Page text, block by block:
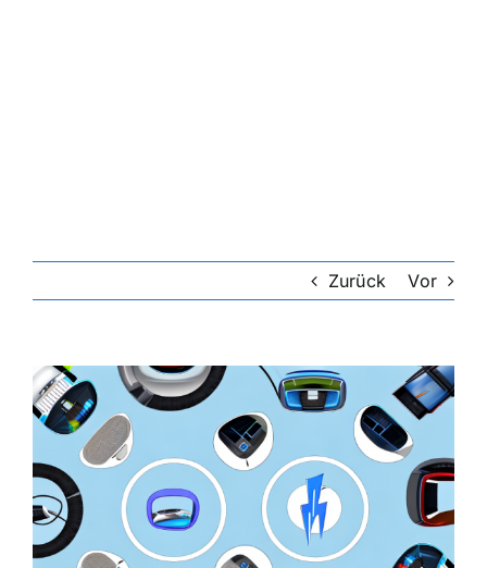
Zurück Vor
Zeige
grösseres
Bild